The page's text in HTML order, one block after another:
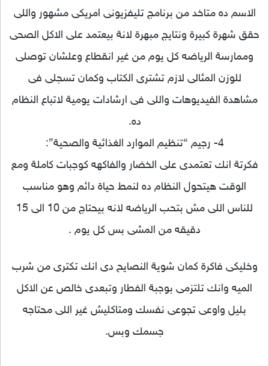
الاسم ده متاخد من برنامج تليفزيونى امريكى مشهور واللى
حقق شهرة كبيرة ونتايج مبهرة لانة بيعتمد على الاكل الصحى
وممارسة الرياضه كل يوم من غير انقطاع وعلشان توصلى
للوزن المثالى لازم تشترى الكتاب وكمان تسجلى فى
مشاهدة الفيديوهات واللى فى ارشادات يومية لاتباع النظام
ده.
4- رجيم “تنظيم الموارد الغذائية والصحية”:
فكرتة انك تعتمدى على الخضار والفاكهه كوجبات كاملة ومع
الوقت هيتحول النظام ده لنمط حياة دائم وهو مناسب
للناس اللى مش بتحب الرياضه لانه بيحتاج من 10 الى 15
دقيقه من المشى بس كل يوم .
وخليكى فاكرة كمان شوية النصايح دى انك تكترى من شرب
الميه وانك تلتزمى بوجبة الفطار وتبعدى خالص عن الاكل
بليل واوعى تجوعى نفسك ومتاكليش غير اللى محتاجه
جسمك وبس.